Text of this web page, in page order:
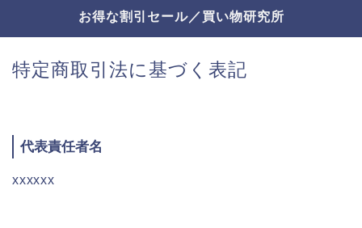
お得な割引セール／買い物研究所
特定商取引法に基づく表記
代表責任者名
xxxxxx